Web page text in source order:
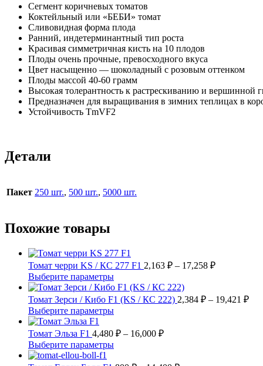
Сегмент коричневых томатов
Коктейльный или «БЕБИ» томат
Cливовидная форма плода
Ранний, индетерминантный тип роста
Красивая симметричная кисть на 10 плодов
Плоды очень прочные, превосходного вкуса
Цвет насыщенно — шоколадный с розовым оттенком
Плоды массой 40-60 грамм
Высокая толерантность к растрескиванию и вершинной
Предназначен для выращивания в зимних теплицах в
Устойчивость TmVF2
Детали
Пакет 250 шт., 500 шт., 5000 шт.
Похожие товары
Томат черри KS / КС 277 F1 2,163 ₽ – 17,258 ₽Диапазон
–
Выберите параметрыЭтот
товар
имеет
несколько
вариаций.
Опции
можно
выбрать
Томат Зерси / Кибо F1 (KS / КС 222) 2,384 ₽ – 19,421 ₽
Выберите параметрыЭтот
имеет
несколько
вариаций.
Опции
Томат Эльза F1 4,480 ₽ – 16,000 ₽Диапазон
Выберите параметрыЭтот